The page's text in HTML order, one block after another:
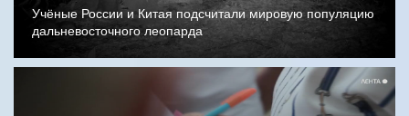
Учёные России и Китая подсчитали мировую популяцию
дальневосточного леопарда